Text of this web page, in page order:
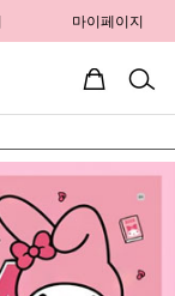
마이페이지